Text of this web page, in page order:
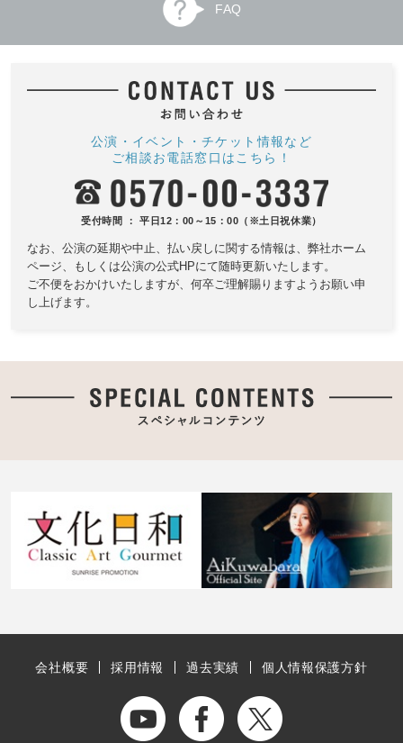
FAQ
公演・イベント・チケット情報など
ご相談お電話窓口はこちら！
受付時間 ： 平日12：00～15：00（※土日祝休業）
なお、公演の延期や中止、払い戻しに関する情報は、 弊社ホーム
ページ、もしくは公演の公式HPにて随時更新いたします。
ご不便をおかけいたしますが、何卒ご理解賜りますようお願い申
し上げます。
会社概要 採用情報 過去実績 個人情報保護方針